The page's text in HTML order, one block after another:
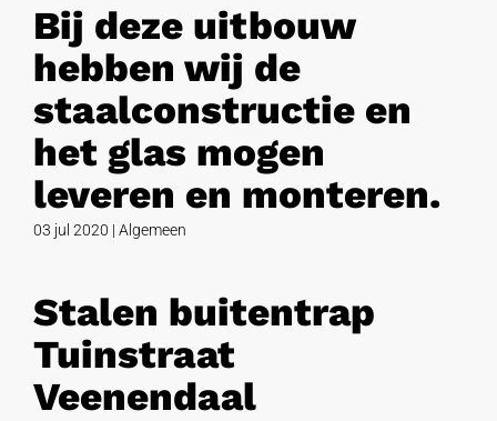
Bij deze uitbouw
hebben wij de
staalconstructie en
het glas mogen
leveren en monteren.
03 jul 2020 | Algemeen
Stalen buitentrap
Tuinstraat
Veenendaal